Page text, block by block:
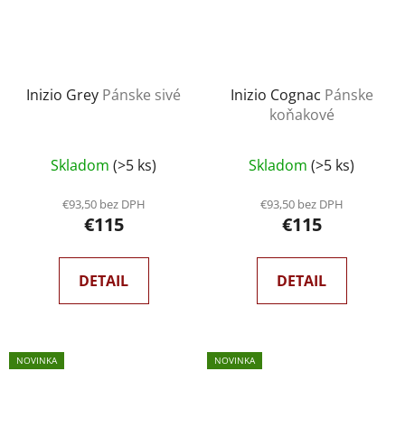
Inizio Grey Pánske sivé
Skladom (>5 ks)
€93,50 bez DPH
€115
DETAIL
Inizio Cognac Pánske
koňakové
Skladom (>5 ks)
€93,50 bez DPH
€115
DETAIL
NOVINKA NOVINKA